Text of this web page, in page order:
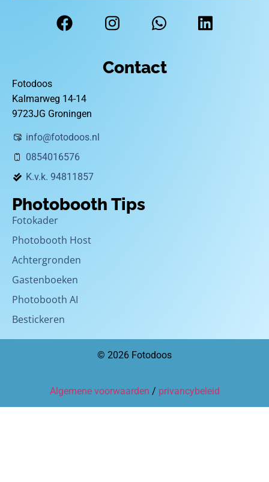
Contact
Fotodoos
Kalmarweg 14-14
9723JG Groningen
info@fotodoos.nl
0854016576
K.v.k. 94811857
Photobooth Tips
Fotokader
Photobooth Host
Achtergronden
Gastenboeken
Photobooth AI
Bestickeren
© 2026 Fotodoos
Algemene voorwaarden / privancybeleid